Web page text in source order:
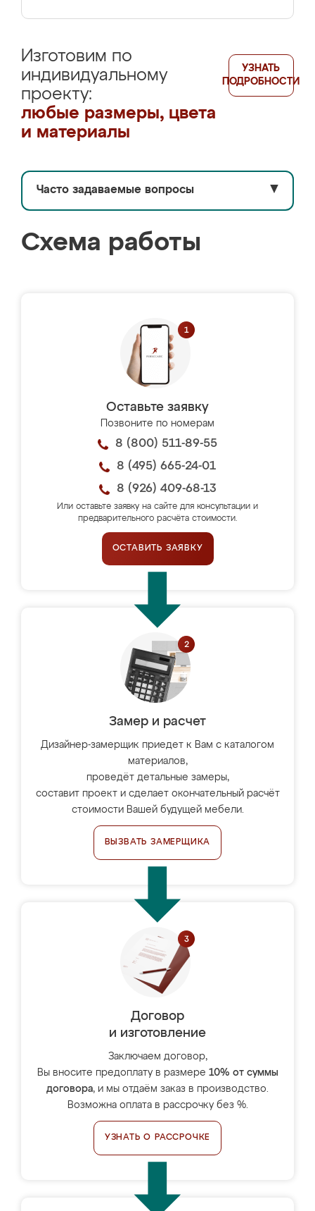
Изготовим по
индивидуальному
проекту:
любые размеры, цвета
и материалы
УЗНАТЬ
ПОДРОБНОСТИ
Часто задаваемые вопросы ▼
Схема работы
Оставьте заявку
Позвоните по номерам
8 (800) 511-89-55
8 (495) 665-24-01
8 (926) 409-68-13
Или оставьте заявку на сайте для консультации и
предварительного расчёта стоимости.
ОСТАВИТЬ ЗАЯВКУ
Замер и расчет
Дизайнер-замерщик приедет к Вам с каталогом
материалов,
проведёт детальные замеры,
составит проект и сделает окончательный расчёт
стоимости Вашей будущей мебели.
ВЫЗВАТЬ ЗАМЕРЩИКА
Договор
и изготовление
Заключаем договор,
Вы вносите предоплату в размере 10% от суммы
договора, и мы отдаём заказ в производство.
Возможна оплата в рассрочку без %.
УЗНАТЬ О РАССРОЧКЕ